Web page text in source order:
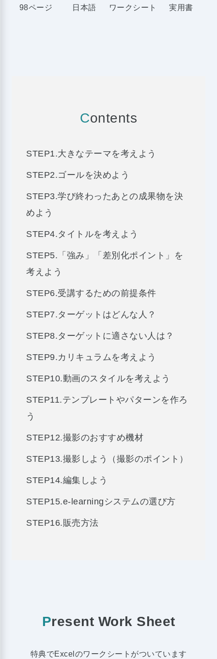
98ページ 日本語 ワークシート 実用書
Contents
STEP1.大きなテーマを考えよう
STEP2.ゴールを決めよう
STEP3.学び終わったあとの成果物を決
めよう
STEP4.タイトルを考えよう
STEP5.「強み」「差別化ポイント」を
考えよう
STEP6.受講するための前提条件
STEP7.ターゲットはどんな人？
STEP8.ターゲットに適さない人は？
STEP9.カリキュラムを考えよう
STEP10.動画のスタイルを考えよう
STEP11.テンプレートやパターンを作ろ
う
STEP12.撮影のおすすめ機材
STEP13.撮影しよう（撮影のポイント）
STEP14.編集しよう
STEP15.e-learningシステムの選び方
STEP16.販売方法
Present Work Sheet
特典でExcelのワークシートがついています